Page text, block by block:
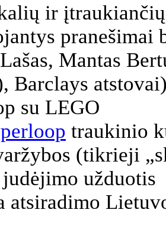
ir
pranešimai
Mantas
Barclays
su LEGO
traukinio
(tikrieji
judėjimo užduotis
atsiradimo